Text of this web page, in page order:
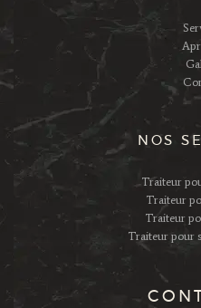
NOS
Traiteur
Traiteur
Traiteur
Traiteur pour